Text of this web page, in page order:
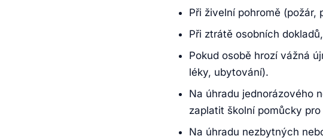
Při živelní pohromě (požár,
Při ztrátě osobních
Pokud osobě hrozí vážná
léky, ubytování).
Na úhradu jednorázového
zaplatit školní pomůcky pro
Na úhradu nezbytných